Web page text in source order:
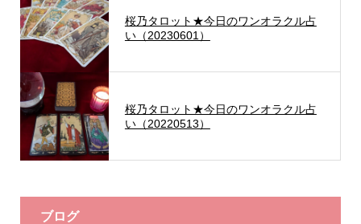
桜乃タロット★今日のワンオラクル占
い（20230601）
桜乃タロット★今日のワンオラクル占
い（20220513）
ブログ